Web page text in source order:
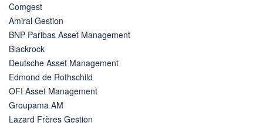
Comgest
Amiral Gestion
BNP Paribas Asset Management
Blackrock
Deutsche Asset Management
Edmond de Rothschild
OFI Asset Management
Groupama AM
Lazard Frères Gestion